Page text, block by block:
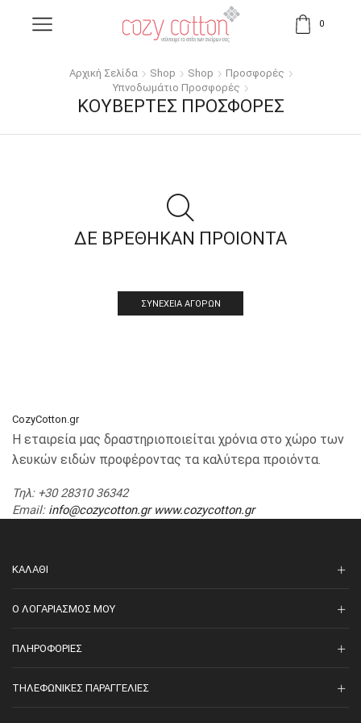
0
Αρχική Σελίδα Shop Shop
Προσφορές
Υπνοδωμάτιο Προσφορές
ΚΟΥΒΈΡΤΕΣ ΠΡΟΣΦΟΡΈΣ
ΔΕ ΒΡΕΘΗΚΑΝ ΠΡΟΙΟΝΤΑ
ΣΥΝΈΧΕΙΑ ΑΓΟΡΏΝ
CozyCotton.gr
Η εταιρεία μας δραστηριοποιείται χρόνια στο χώρο των
λευκών ειδών προφέροντας τα καλύτερα προιόντα.
Τηλ: +30 28310 36342
Email: info@cozycotton.gr www.cozycotton.gr
ΚΑΛΆΘΙ
O ΛΟΓΑΡΙΑΣΜΌΣ ΜΟΥ
ΠΛΗΡΟΦΟΡΊΕΣ
ΤΗΛΕΦΩΝΙΚΈΣ ΠΑΡΑΓΓΕΛΊΕΣ